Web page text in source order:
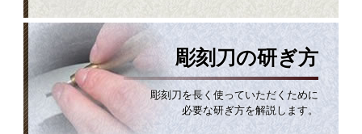
彫刻刀の研ぎ方
彫刻刀を長く使っていただくために
必要な研ぎ方を解説します。